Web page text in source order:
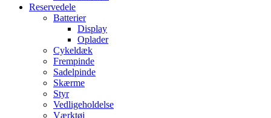
Reservedele
Batterier
Display
Oplader
Cykeldæk
Frempinde
Sadelpinde
Skærme
Styr
Vedligeholdelse
Værktøj